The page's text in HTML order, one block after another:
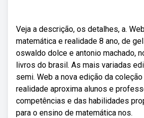
Veja a descrição, os detalhes, a.
matemática e realidade 8 ano, de
oswaldo dolce e antonio machado,
livros do brasil. As mais variadas
semi. Web a nova edição da
realidade aproxima alunos e
competências e das habilidades
para o ensino de matemática nos.